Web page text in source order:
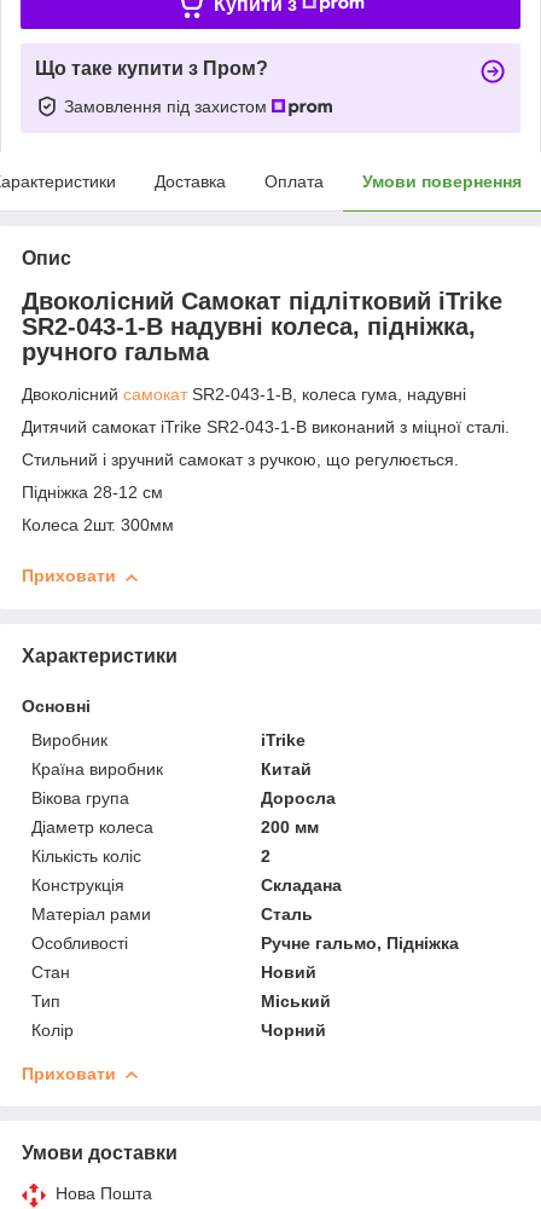
Що таке купити з Пром?
Замовлення під захистом
Доставка Оплата Умови повернення
Опис
Двоколісний Самокат підлітковий iTrike
SR2-043-1-B надувні колеса, підніжка,
ручного гальма
Двоколісний самокатSR2-043-1-B, колеса гума, надувні
Дитячий самокат iTrike SR2-043-1-B виконаний з міцної сталі.
Стильний і зручний самокат з ручкою, що регулюється.
Підніжка 28-12 см
Колеса 2шт. 300мм
Приховати
Характеристики
Основні
Виробник
iTrike
Країна виробник
Китай
Вікова група
Доросла
Діаметр колеса
200 мм
Кількість коліс
2
Конструкція
Складана
Матеріал рами
Сталь
Особливості
Ручне гальмо, Підніжка
Стан
Новий
Тип
Міський
Колір
Чорний
Приховати
Умови доставки
Нова Пошта